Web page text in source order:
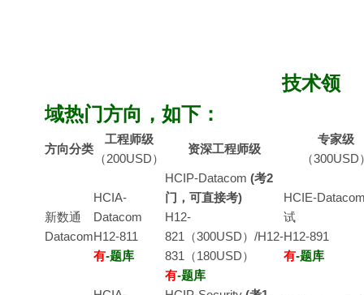
技术领
域热门方向， 如下：
方向分类
工程师级
（200USD）
资深工程师级
专家级
（300USD
新数通
Datacom
HCIA-
Datacom
H12-811
有-题库
HCIP-Datacom (考2
门，可直接考)
H12-
821（300USD）/H12-
831（180USD）
有-题库
HCIE-
试
H12-891
有-题库